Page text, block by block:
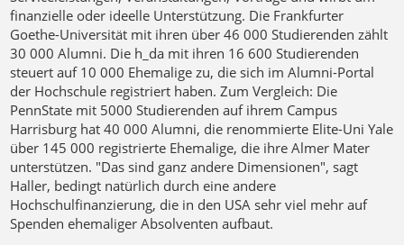
finanzielle oder ideelle Unterstützung. Die Frankfurter
Goethe-Universität mit ihren über 46 000 Studierenden zählt
30 000 Alumni. Die h_da mit ihren 16 600 Studierenden
steuert auf 10 000 Ehemalige zu, die sich im Alumni-Portal
der Hochschule registriert haben. Zum Vergleich: Die
PennState mit 5000 Studierenden auf ihrem Campus
Harrisburg hat 40 000 Alumni, die renommierte Elite-Uni Yale
über 145 000 registrierte Ehemalige, die ihre Almer Mater
unterstützen. "Das sind ganz andere Dimensionen", sagt
Haller, bedingt natürlich durch eine andere
Hochschulfinanzierung, die in den USA sehr viel mehr auf
Spenden ehemaliger Absolventen aufbaut.